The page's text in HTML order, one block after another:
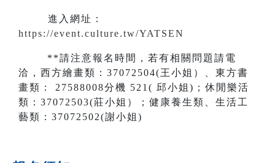
進入網址：
https://event.culture.tw/YATSEN
**請注意報名時間，若有相關問題請電
洽，西方繪畫類：37072504(王小姐）、東方書
畫類： 27588008分機 521( 邱小姐)；休閒樂活
類：37072503(莊小姐）；健康養生類、生活工
藝類：37072502(謝小姐)